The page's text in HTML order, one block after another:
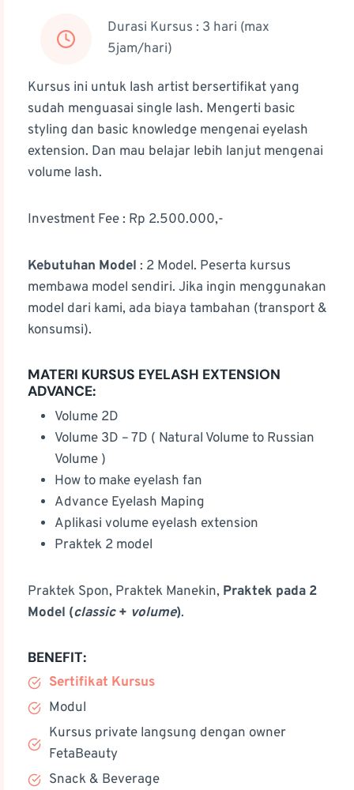
Durasi Kursus : 3 hari (max
5jam/hari)
Kursus ini untuk lash artist bersertifikat yang
sudah menguasai single lash. Mengerti basic
styling dan basic knowledge mengenai eyelash
extension. Dan mau belajar lebih lanjut mengenai
volume lash.
Investment Fee : Rp 2.500.000,-
Kebutuhan Model : 2 Model. Peserta kursus
membawa model sendiri. Jika ingin menggunakan
model dari kami, ada biaya tambahan (transport &
konsumsi).
MATERI KURSUS EYELASH EXTENSION
ADVANCE:
Volume 2D
Volume 3D – 7D ( Natural Volume to Russian
Volume )
How to make eyelash fan
Advance Eyelash Maping
Aplikasi volume eyelash extension
Praktek 2 model
Praktek Spon, Praktek Manekin, Praktek pada 2
Model (classic+ volume).
BENEFIT:
Sertifikat Kursus
Modul
Kursus private langsung dengan owner
FetaBeauty
Snack & Beverage